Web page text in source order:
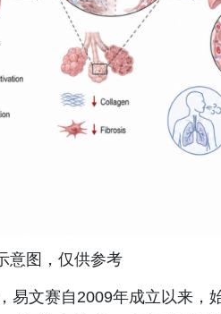
意图，仅供参考
易文赛自2009年成立以来，